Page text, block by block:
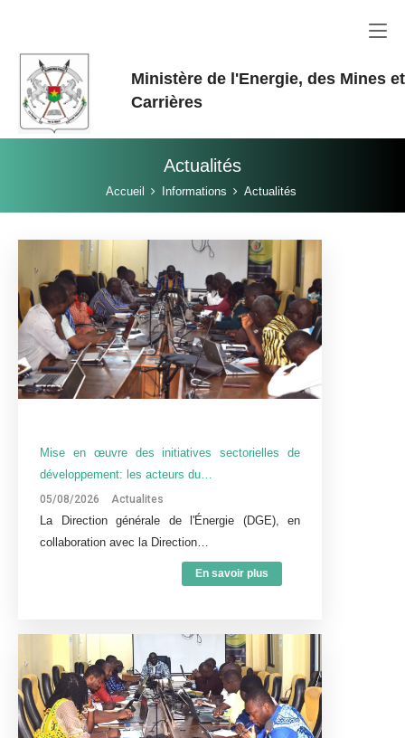
Ministère de l'Energie, des Mines
Carrières
Actualités
Accueil Informations Actualités
Mise en œuvre des initiatives sectorielles de
développement: les acteurs du…
05/08/2026 Actualites
La Direction générale de l'Énergie (DGE), en
collaboration avec la Direction…
En savoir plus